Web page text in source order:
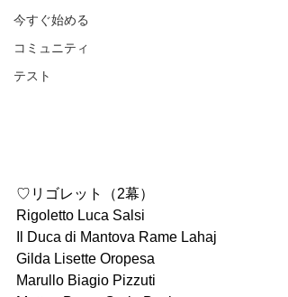
今すぐ始める
コミュニティ
テスト
♡リゴレット（2幕）
Rigoletto Luca Salsi
Il Duca di Mantova Rame Lahaj
Gilda Lisette Oropesa
Marullo Biagio Pizzuti